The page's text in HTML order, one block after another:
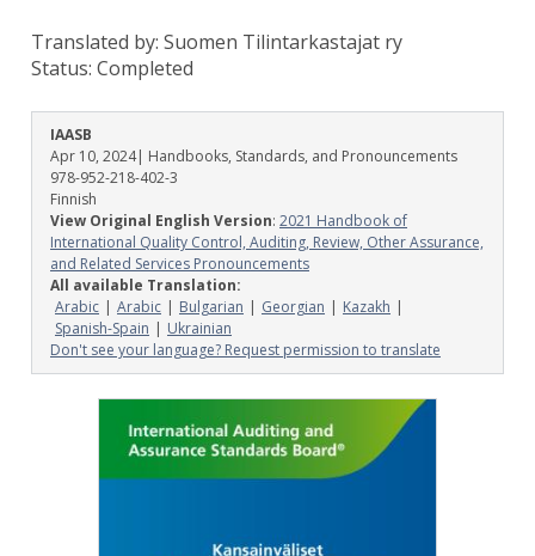
Translated by: Suomen Tilintarkastajat ry
Status: Completed
IAASB
Apr 10, 2024| Handbooks, Standards, and Pronouncements
978-952-218-402-3
Finnish
View Original English Version: 2021 Handbook of
International Quality Control, Auditing, Review, Other Assurance,
and Related Services Pronouncements
All available Translation:
Arabic
Arabic Bulgarian Georgian
Kazakh
Spanish-Spain
Ukrainian
Don't see your language? Request permission to translate